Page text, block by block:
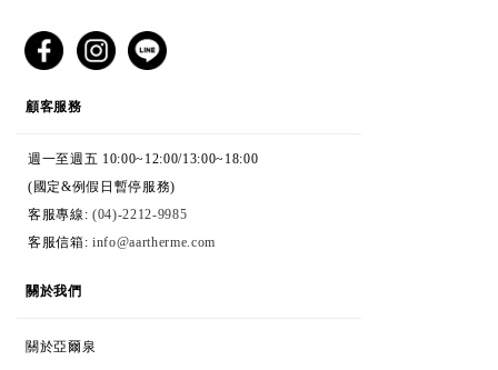
顧客服務
週一至週五 10:00~12:00/13:00~18:00
(國定&例假日暫停服務)
客服專線: (04)-2212-9985
客服信箱: info@aartherme.com
關於我們
關於亞爾泉
COOKIES & PRIVACY